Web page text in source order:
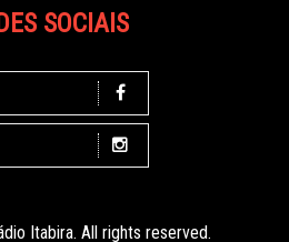
SOCIAIS
Itabira. All rights reserved.